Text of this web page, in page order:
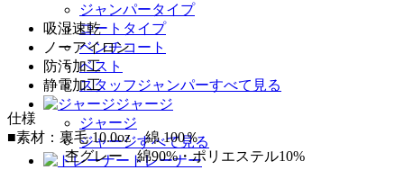
ジャンパータイプ
コートタイプ
ベンチコート
ベスト
スタッフジャンパーすべて見る
ジャージ
ジャージ
ジャージすべて見る
トレーナー
吸湿速乾
ノーアイロン
防汚加工
静電加工
仕様
■素材：裏毛 10.0oz 綿 100％
杢グレー 綿90%・ポリエステル10%